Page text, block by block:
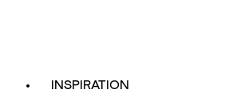
INSPIRATION